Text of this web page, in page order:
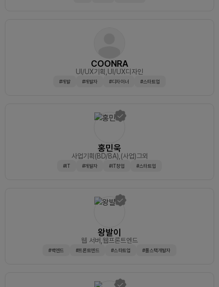
COONRA
UI/UX기획 ,UI/UX디자인
#개발 #개발자 #디자이너 #스타트업
홍민욱
사업기획(BD/BA) ,(사업)그외
#IT #개발자 #IT창업 #스타트업
왕발이
웹 서버 ,웹프론트엔드
#백엔드 #프론트엔드 #스타트업 #풀스택개발자